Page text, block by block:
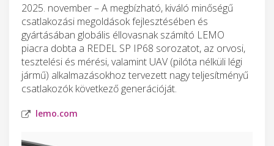
2025. november – A megbízható, kiváló minőségű
csatlakozási megoldások fejlesztésében és
gyártásában globális éllovasnak számító LEMO
piacra dobta a REDEL SP IP68 sorozatot, az orvosi,
tesztelési és mérési, valamint UAV (pilóta nélküli légi
jármű) alkalmazásokhoz tervezett nagy teljesítményű
csatlakozók következő generációját.
lemo.com